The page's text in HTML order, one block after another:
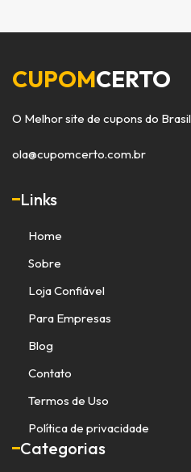
CUPOMCERTO
O Melhor site de cupons do Brasil
ola@cupomcerto.com.br
Links
Home
Sobre
Loja Confiável
Para Empresas
Blog
Contato
Termos de Uso
Política de privacidade
Categorias